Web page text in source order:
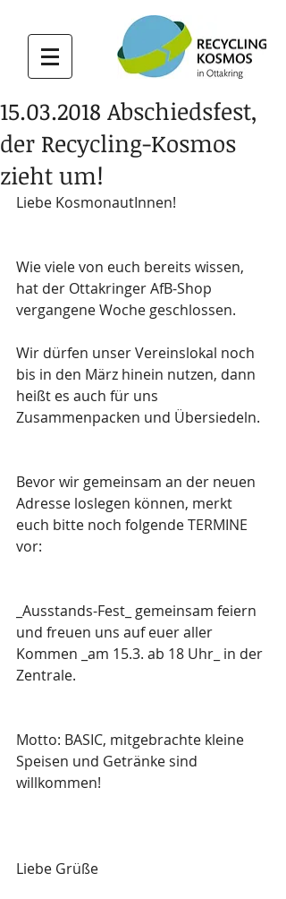
15.03.2018 Abschiedsfest,
der Recycling-Kosmos
zieht um!
Liebe KosmonautInnen!
Wie viele von euch bereits wissen,
hat der Ottakringer AfB-Shop
vergangene Woche geschlossen.
Wir dürfen unser Vereinslokal noch
bis in den März hinein nutzen, dann
heißt es auch für uns
Zusammenpacken und Übersiedeln.
Bevor wir gemeinsam an der neuen
Adresse loslegen können, merkt
euch bitte noch folgende TERMINE
vor:
_Ausstands-Fest_ gemeinsam feiern
und freuen uns auf euer aller
Kommen _am 15.3. ab 18 Uhr_ in der
Zentrale.
Motto: BASIC, mitgebrachte kleine
Speisen und Getränke sind
willkommen!
Liebe Grüße